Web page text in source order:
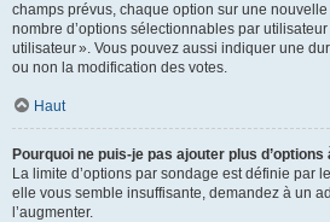
champs prévus, chaque option sur une
nombre d’options sélectionnables par
utilisateur ». Vous pouvez aussi indiquer une
ou non la modification des votes.
Haut
Pourquoi ne puis-je pas ajouter plus d’options
La limite d’options par sondage est définie par
elle vous semble insuffisante, demandez à un
l’augmenter.